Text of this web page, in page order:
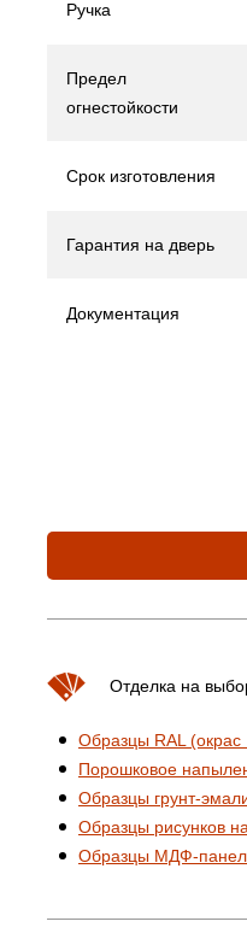
Ручка
Предел
огнестойкости
Срок изготовления
Гарантия на дверь
Документация
Отделка на
Образцы RAL
Порошковое
Образцы грунт-
Образцы рисунков
Образцы МДФ-